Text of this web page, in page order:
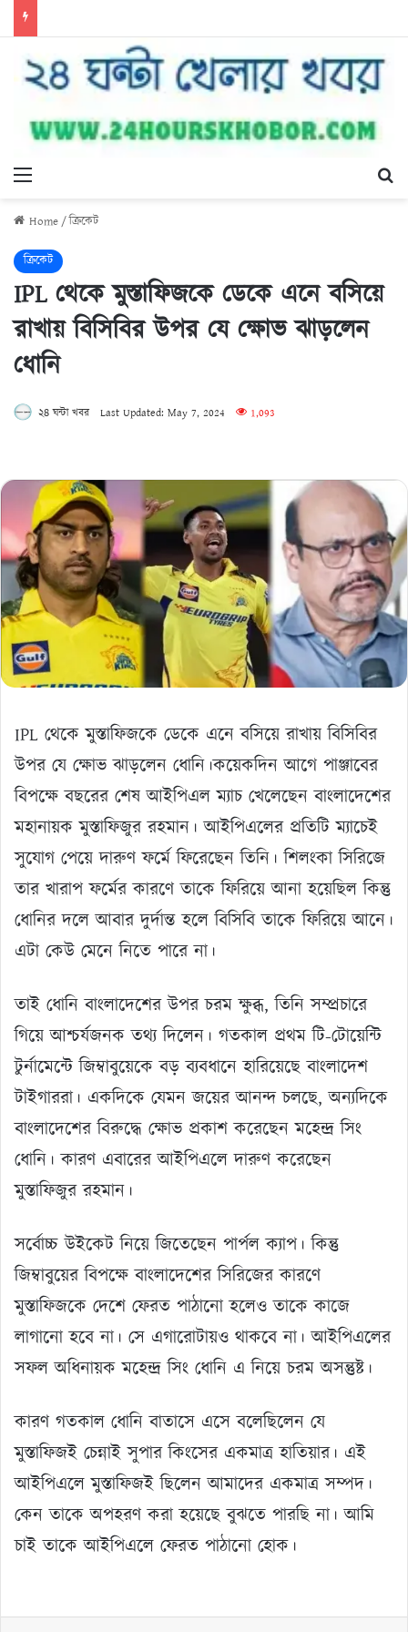
Menu
Home/ক্রিকেট
ক্রিকেট
IPL থেকে মুস্তাফিজকে ডেকে এনে বসিয়ে
রাখায় বিসিবির উপর যে ক্ষোভ ঝাড়লেন
ধোনি
২৪ ঘন্টা খবর Last Updated: May 7, 2024 1,093
IPL থেকে মুস্তাফিজকে ডেকে এনে বসিয়ে রাখায় বিসিবির
উপর যে ক্ষোভ ঝাড়লেন ধোনি।কয়েকদিন আগে পাঞ্জাবের
বিপক্ষে বছরের শেষ আইপিএল ম্যাচ খেলেছেন বাংলাদেশের
মহানায়ক মুস্তাফিজুর রহমান। আইপিএলের প্রতিটি ম্যাচেই
সুযোগ পেয়ে দারুণ ফর্মে ফিরেছেন তিনি। শিলংকা সিরিজে
তার খারাপ ফর্মের কারণে তাকে ফিরিয়ে আনা হয়েছিল কিন্তু
ধোনির দলে আবার দুর্দান্ত হলে বিসিবি তাকে ফিরিয়ে আনে।
এটা কেউ মেনে নিতে পারে না।
তাই ধোনি বাংলাদেশের উপর চরম ক্ষুব্ধ, তিনি সম্প্রচারে
গিয়ে আশ্চর্যজনক তথ্য দিলেন। গতকাল প্রথম টি-টোয়েন্টি
টুর্নামেন্টে জিম্বাবুয়েকে বড় ব্যবধানে হারিয়েছে বাংলাদেশ
টাইগাররা। একদিকে যেমন জয়ের আনন্দ চলছে, অন্যদিকে
বাংলাদেশের বিরুদ্ধে ক্ষোভ প্রকাশ করেছেন মহেন্দ্র সিং
ধোনি। কারণ এবারের আইপিএলে দারুণ করেছেন
মুস্তাফিজুর রহমান।
সর্বোচ্চ উইকেট নিয়ে জিতেছেন পার্পল ক্যাপ। কিন্তু
জিম্বাবুয়ের বিপক্ষে বাংলাদেশের সিরিজের কারণে
মুস্তাফিজকে দেশে ফেরত পাঠানো হলেও তাকে কাজে
লাগানো হবে না। সে এগারোটায়ও থাকবে না। আইপিএলের
সফল অধিনায়ক মহেন্দ্র সিং ধোনি এ নিয়ে চরম অসন্তুষ্ট।
কারণ গতকাল ধোনি বাতাসে এসে বলেছিলেন যে
মুস্তাফিজই চেন্নাই সুপার কিংসের একমাত্র হাতিয়ার। এই
আইপিএলে মুস্তাফিজই ছিলেন আমাদের একমাত্র সম্পদ।
কেন তাকে অপহরণ করা হয়েছে বুঝতে পারছি না। আমি
চাই তাকে আইপিএলে ফেরত পাঠানো হোক।